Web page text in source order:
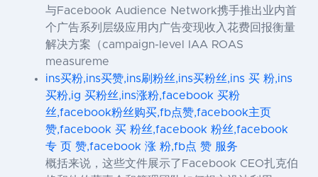
与Facebook Audience Network携手推出业内首
个广告系列层级应用内广告变现收入花费回报衡量
解决方案（campaign-level IAA ROAS
measureme
ins买粉,ins买赞,ins刷粉丝,ins买粉丝,ins 买 粉,ins
买粉,ig 买粉丝,ins涨粉,facebook 买粉
丝,facebook粉丝购买,fb点赞,facebook主页
赞,facebook 买 粉丝,facebook 粉丝,facebook
专 页 赞,facebook 涨 粉,fb点 赞 服务
概括来说，这些文件展示了Facebook CEO扎克伯